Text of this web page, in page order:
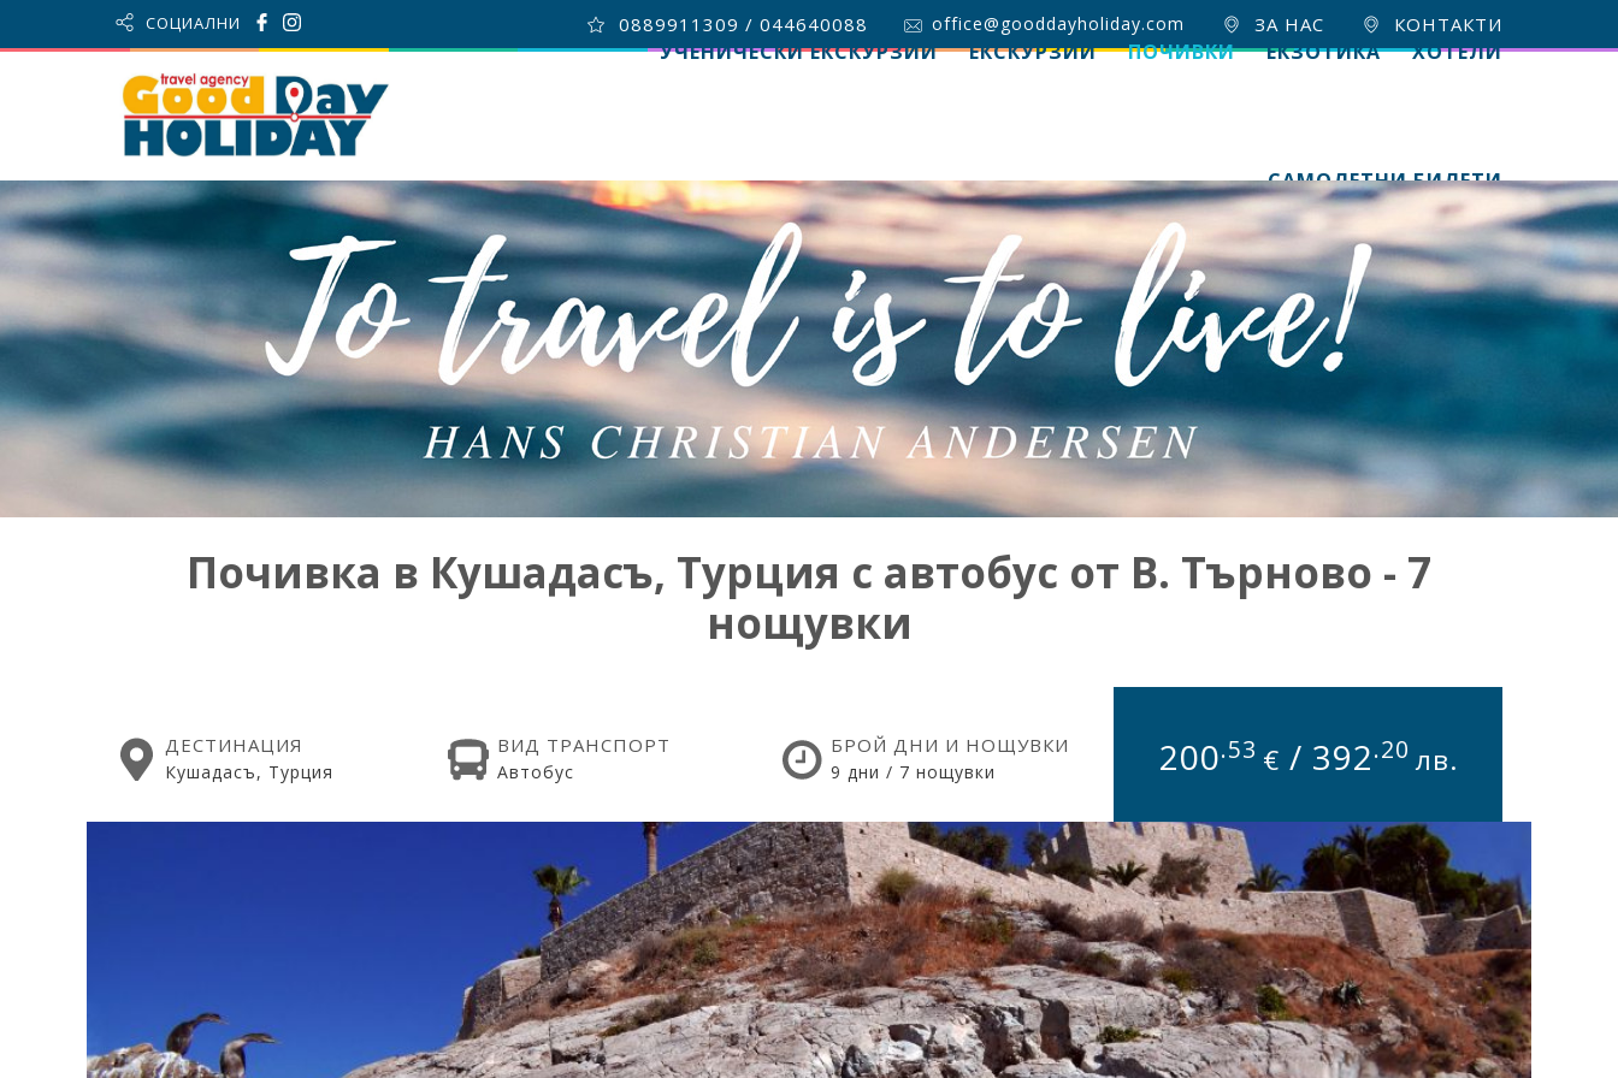
СОЦИАЛНИ 0889911309 / 044640088 office@gooddayholiday.com ЗА НАС КОНТАКТИ
УЧЕНИЧЕСКИ ЕКСКУРЗИИ ЕКСКУРЗИИ ПОЧИВКИ ЕКЗОТИКА ХОТЕЛИ
САМОЛЕТНИ БИЛЕТИ
Почивка в Кушадасъ, Турция с автобус от В. Търново - 7
нощувки
ДЕСТИНАЦИЯ
Кушадасъ, Турция
ВИД ТРАНСПОРТ
Автобус
БРОЙ ДНИ И НОЩУВКИ
9 дни / 7 нощувки 200.53 € / 392.20 лв.